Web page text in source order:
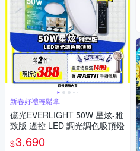
新春好禮輕鬆拿
億光EVERLIGHT 50W 星炫-雅
致版 遙控 LED 調光調色吸頂燈
$3,690